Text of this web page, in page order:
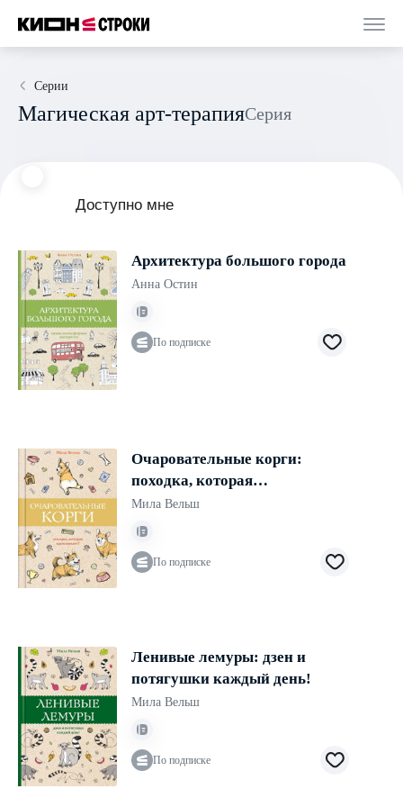
Серии
Магическая арт-терапия Серия
Доступно мне
Архитектура большого города
Анна Остин
По подписке
Очаровательные корги:
походка, которая
вдохновляет!
Мила Вельш
По подписке
Ленивые лемуры: дзен и
потягушки каждый день!
Мила Вельш
По подписке